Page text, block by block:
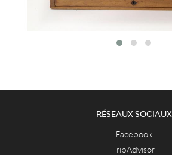
RÉSEAUX SOCIAUX
Facebook
TripAdvisor